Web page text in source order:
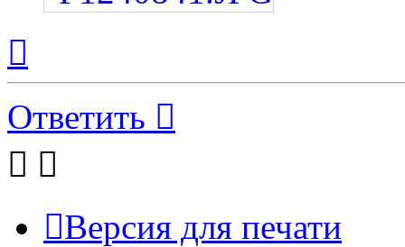
началу
Ответить
Версия для печати